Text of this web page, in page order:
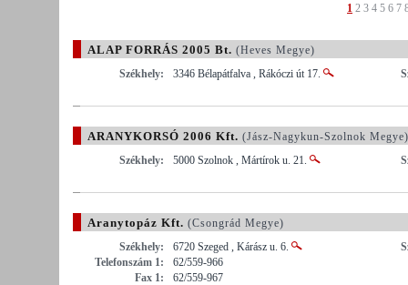
1 2 3 4 5 6 7
ALAP FORRÁS 2005 Bt. (Heves Megye)
Székhely:
3346 Bélapátfalva , Rákóczi út 17.
ARANYKORSÓ 2006 Kft. (Jász-Nagykun-Szolnok Megye)
Székhely:
5000 Szolnok , Mártírok u. 21.
Aranytopáz Kft. (Csongrád Megye)
Székhely:
6720 Szeged , Kárász u. 6.
Telefonszám 1:
62/559-966
Fax 1:
62/559-967